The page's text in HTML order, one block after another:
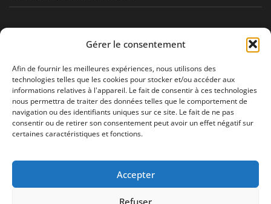
Gérer le consentement
Afin de fournir les meilleures expériences, nous utilisons des
technologies telles que les cookies pour stocker et/ou accéder aux
informations relatives à l'appareil. Le fait de consentir à ces technologies
nous permettra de traiter des données telles que le comportement de
navigation ou des identifiants uniques sur ce site. Le fait de ne pas
consentir ou de retirer son consentement peut avoir un effet négatif sur
certaines caractéristiques et fonctions.
Accepter
Refuser
RESTEZ INFORMÉ
Recevez nos conseils, nos actualités directement dans votre
boîte email.
J'acceptela politique de confidentialité